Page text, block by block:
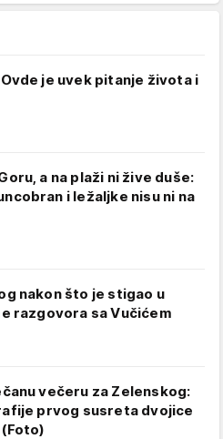
je uvek pitanje života i
a na plaži ni žive duše:
i ležaljke nisu ni na
nakon što je stigao u
razgovora sa Vučićem
večeru za Zelenskog:
prvog susreta dvojice